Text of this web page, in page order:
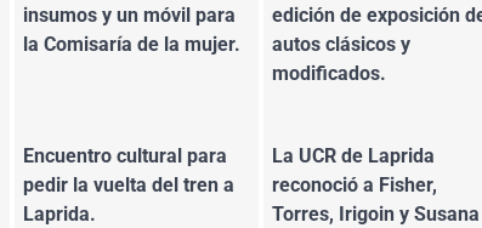
insumos y un móvil para
la Comisaría de la mujer.
edición de exposición
autos clásicos y
modificados.
Encuentro cultural para
pedir la vuelta del tren a
Laprida.
La UCR de Laprida
reconoció a Fisher,
Torres, Irigoin y Susana